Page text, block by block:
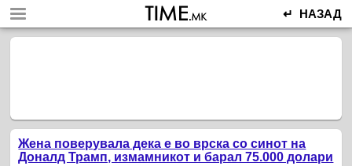
↵ НАЗАД
Жена поверувала дека е во врска со синот на
Доналд Трамп, измамникот и барал 75.000 долари